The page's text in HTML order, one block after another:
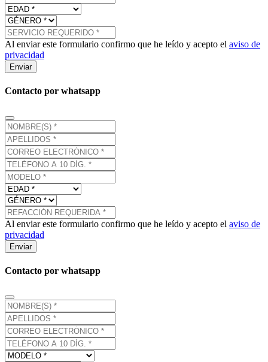
Al enviar este formulario confirmo que he leído y acepto el aviso de
privacidad
Enviar
Contacto por whatsapp
Al enviar este formulario confirmo que he leído y acepto el aviso de
privacidad
Enviar
Contacto por whatsapp